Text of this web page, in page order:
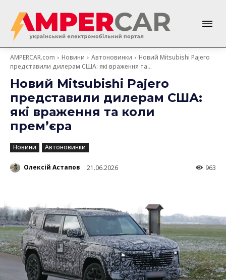
AMPERCAR.com Новини Автоновинки
Новий Mitsubishi Pajero
представили дилерам США: які враження та...
Новий Mitsubishi Pajero
представили дилерам США:
які враження та коли
прем’єра
Новини Автоновинки
Олексій Астапов 21.06.2026 963